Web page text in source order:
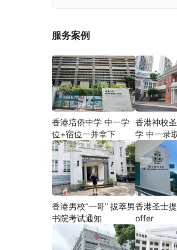
服务案例
香港培侨中学 中一学
位+宿位一并拿下
香港神校
学 中一录
香港男校“一哥” 拔萃男
书院考试通知
香港圣士
offer